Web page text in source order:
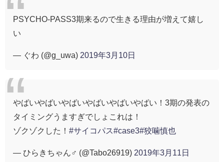
PSYCHO-PASS3期来るので生きる理由が増えて嬉し
い
— ぐわ (@g_uwa) 2019年3月10日
やばいやばいやばいやばいやばいやばい！3期の発表の
タイミングうますぎでしょこれは！
ゾクゾクした！ #サイコパス#case3#狡噛慎也
— ひらきちゃん♂ (@Tabo26919) 2019年3月11日